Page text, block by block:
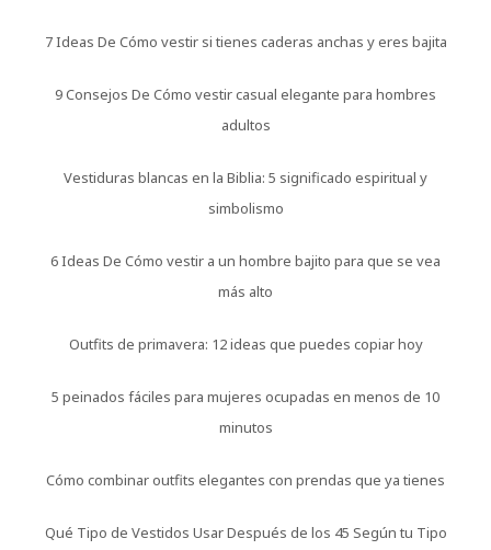
7 Ideas De Cómo vestir si tienes caderas anchas y eres bajita
9 Consejos De Cómo vestir casual elegante para hombres
adultos
Vestiduras blancas en la Biblia: 5 significado espiritual y
simbolismo
6 Ideas De Cómo vestir a un hombre bajito para que se vea
más alto
Outfits de primavera: 12 ideas que puedes copiar hoy
5 peinados fáciles para mujeres ocupadas en menos de 10
minutos
Cómo combinar outfits elegantes con prendas que ya tienes
Qué Tipo de Vestidos Usar Después de los 45 Según tu Tipo